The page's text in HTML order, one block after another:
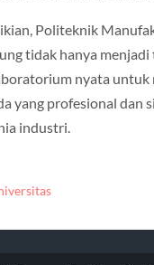
Politeknik
tidak hanya menjadi
nyata untuk
yang profesional dan
industri.